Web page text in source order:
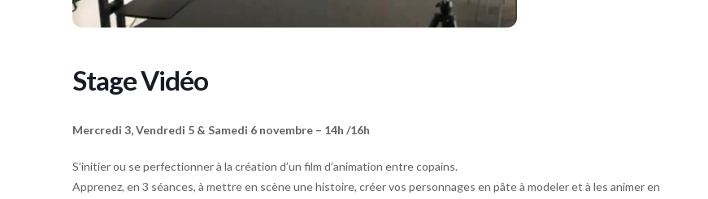
Stage Vidéo
Mercredi 3, Vendredi 5 & Samedi 6 novembre – 14h /16h
S’initier ou se perfectionner à la création d’un film d’animation entre copains.
Apprenez, en 3 séances, à mettre en scène une histoire, créer vos personnages en pâte à modeler et à les animer en